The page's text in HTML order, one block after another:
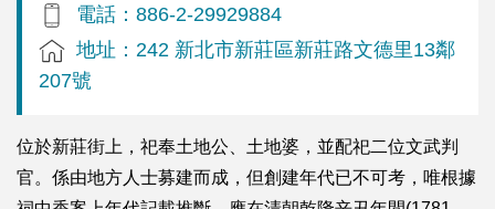
電話：886-2-29929884
地址：242 新北市新莊區新莊路文德里13鄰
207號
位於新莊街上，祀奉土地公、土地婆，並配祀二位文武判
官。係由地方人士募建而成，但創建年代已不可考，唯根據